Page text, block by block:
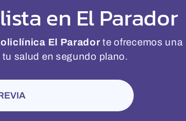
en El Parador
El Parador te ofrecemos una
salud en segundo plano.